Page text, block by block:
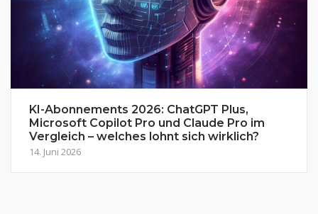
KI-Abonnements 2026: ChatGPT Plus,
Microsoft Copilot Pro und Claude Pro im
Vergleich – welches lohnt sich wirklich?
14. Juni 2026